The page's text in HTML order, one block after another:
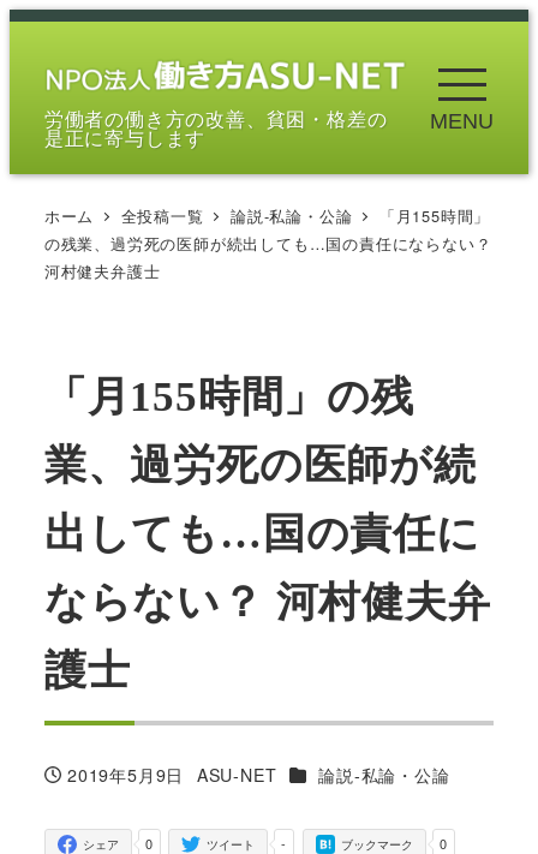
メ
労働者の働き方の改善、貧困・格差の
是正に寄与します
MENU
ホーム 全投稿一覧 論説-私論・公論
「月155時間」
の残業、過労死の医師が続出しても…国の責任にならない？
河村健夫弁護士
「月155時間」の残
業、過労死の医師が続
出しても…国の責任に
ならない？ 河村健夫弁
護士
投稿日
2019年5月9日
著
ASU-NET カテゴリー
論説-私論・公論
0
シェア -
ツイート 0
ブックマーク